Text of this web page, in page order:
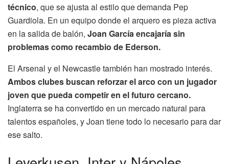
técnico, que se ajusta al estilo que demanda Pep
Guardiola. En un equipo donde el arquero es pieza activa
en la salida de balón, Joan García encajaría sin
problemas como recambio de Ederson.
El Arsenal y el Newcastle también han mostrado interés.
Ambos clubes buscan reforzar el arco con un jugador
joven que pueda competir en el futuro cercano.
Inglaterra se ha convertido en un mercado natural para
talentos españoles, y Joan tiene todo lo necesario para dar
ese salto.